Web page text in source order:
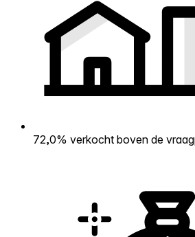
72,0% verkocht boven de